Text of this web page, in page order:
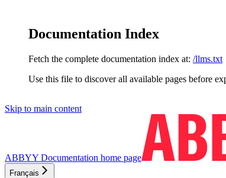
Documentation Index
Fetch the complete documentation index at: /llms.txt
Use this file to discover all available pages before
Skip to main content
ABBYY Documentation home page
Français